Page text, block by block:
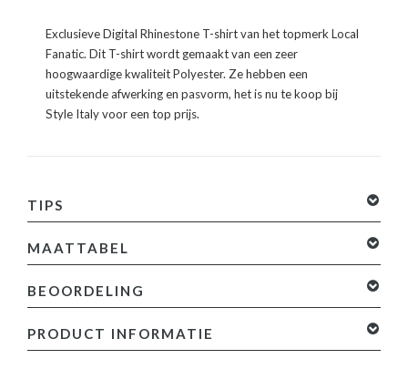
Exclusieve Digital Rhinestone T-shirt van het topmerk Local
Fanatic. Dit T-shirt wordt gemaakt van een zeer
hoogwaardige kwaliteit Polyester. Ze hebben een
uitstekende afwerking en pasvorm, het is nu te koop bij
Style Italy voor een top prijs.
TIPS
MAATTABEL
BEOORDELING
toevoegen
PRODUCT INFORMATIE